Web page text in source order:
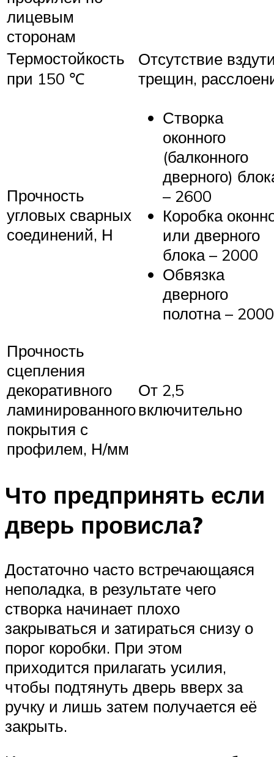
лицевым
сторонам
Термостойкость
при 150 ℃
Отсутствие
трещин,
Прочность
угловых сварных
соединений, Н
Створка
оконного
(балконного
дверного)
– 2600
Коробка
или дверного
блока – 2000
Обвязка
дверного
полотна – 2000
Прочность
сцепления
декоративного
ламинированного
покрытия с
профилем, Н/мм
От 2,5
включительно
Что предпринять если
дверь провисла?
Достаточно часто встречающаяся
неполадка, в результате чего
створка начинает плохо
закрываться и затираться снизу о
порог коробки. При этом
приходится прилагать усилия,
чтобы подтянуть дверь вверх за
ручку и лишь затем получается её
закрыть.